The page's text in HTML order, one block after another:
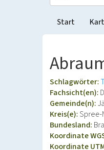
Start
Schlagwörter:
Fachsicht(en):
Gemeinde(n):
Kreis(e):Spree-
Bundesland:
Koordinate
Koordinate